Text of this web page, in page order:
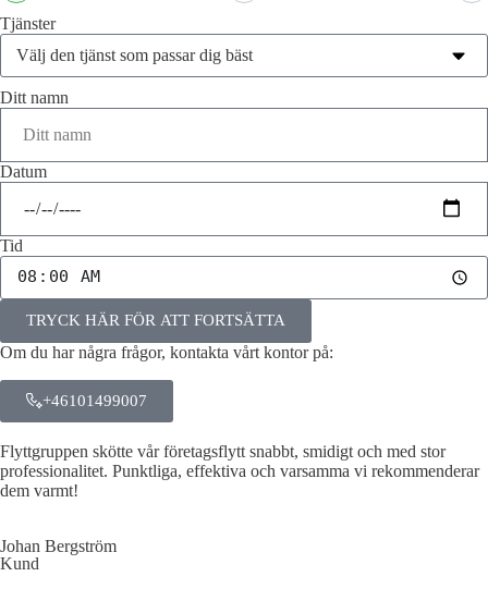
Tjänster
Ditt namn
Datum
Tid
TRYCK HÄR FÖR ATT FORTSÄTTA
Om du har några frågor, kontakta vårt kontor på:
+46101499007
Flyttgruppen skötte vår företagsflytt snabbt, smidigt och med stor
professionalitet. Punktliga, effektiva och varsamma vi rekommenderar
dem varmt!
Johan Bergström
Kund